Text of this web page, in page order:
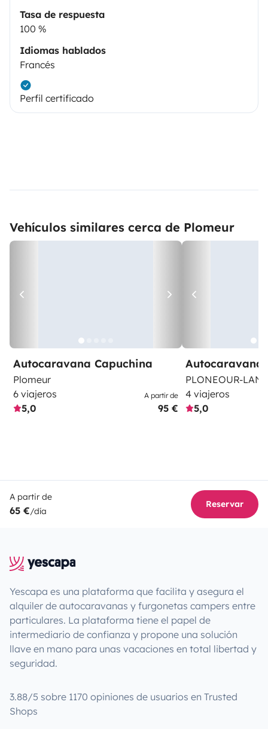
Tasa de respuesta
100 %
Idiomas hablados
Francés
Perfil certificado
Vehículos similares cerca de Plomeur
Autocaravana Capuchina
Plomeur
6 viajeros
5,0
A partir de
95 €
Autocaravana
PLONEOUR-
4 viajeros
5,0
A partir de
65 €/día
Reservar
Yescapa es una plataforma que facilita y asegura el
alquiler de autocaravanas y furgonetas campers entre
particulares. La plataforma tiene el papel de
intermediario de confianza y propone una solución
llave en mano para unas vacaciones en total libertad y
seguridad.
3.88/5 sobre 1170 opiniones de usuarios en Trusted
Shops